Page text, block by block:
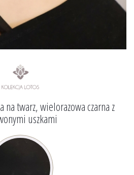
na twarz, wielorazowa czarna z
uszkami